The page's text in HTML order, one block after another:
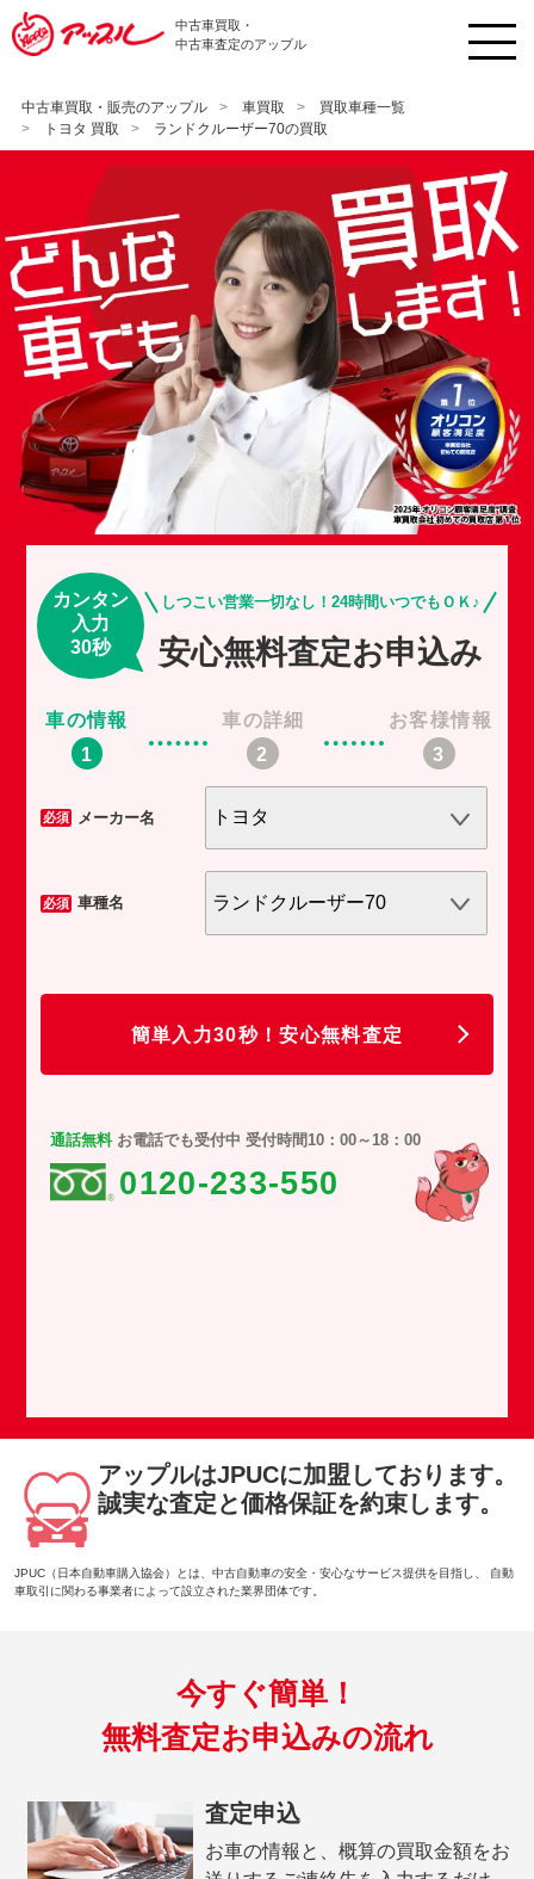
中古車買取・
中古車査定のアップル
中古車買取・販売のアップル 車買取
買取車種一覧
トヨタ 買取
ランドクルーザー70の買取
カンタン
入力
30秒
しつこい営業一切なし！24時間いつでもＯＫ♪
安心無料査定お申込み
車の情報 車の詳細 お客様情報
必須 メーカー名
必須 車種名
簡単入力30秒！安心無料査定
通話無料お電話でも受付中 受付時間10：00～18：00
0120-233-550
アップルはJPUCに加盟しております。
誠実な査定と価格保証を約束します。
JPUC（日本自動車購入協会）とは、中古自動車の安全・安心なサービス提供を目指し、 自動
車取引に関わる事業者によって設立された業界団体です。
今すぐ簡単！
無料査定お申込みの流れ
査定申込
お車の情報と、概算の買取金額をお